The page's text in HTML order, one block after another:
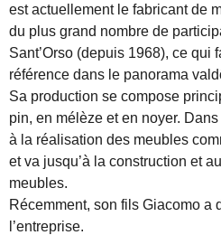
est actuellement le fabricant de
du plus grand nombre de
Sant’Orso (depuis 1968), ce qui
référence dans le panorama
Sa production se compose
pin, en mélèze et en noyer.
à la réalisation des meubles
et va jusqu’à la construction et
meubles.
Récemment, son fils Giacomo a
l’entreprise.